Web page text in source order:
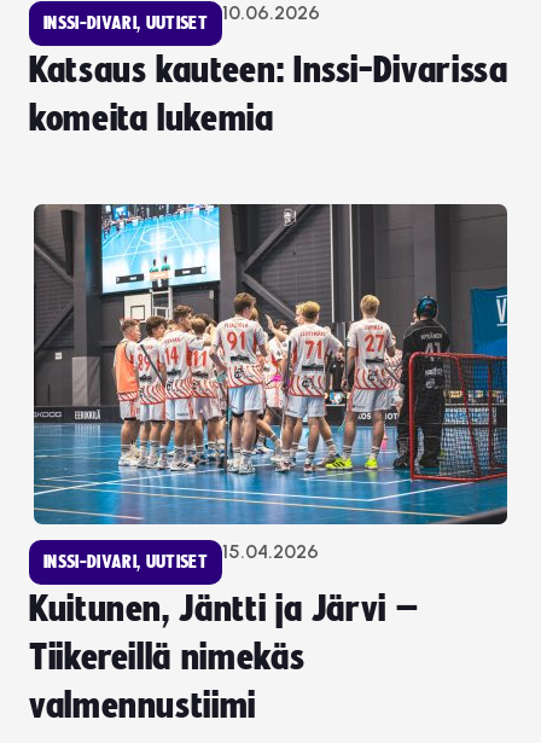
INSSI-DIVARI , UUTISET 10.06.2026
Katsaus kauteen: Inssi-Divarissa
komeita lukemia
INSSI-DIVARI , UUTISET 15.04.2026
Kuitunen, Jäntti ja Järvi –
Tiikereillä nimekäs
valmennustiimi